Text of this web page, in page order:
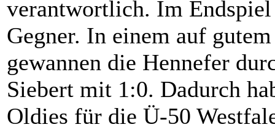
verantwortlich. Im
Gegner. In einem auf
gewannen die Hennefer
Siebert mit 1:0. Dadurch
Oldies für die Ü-50